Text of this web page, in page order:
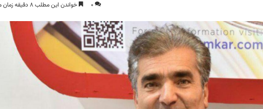
0 خواندن این مطلب 8 دقیقه زمان میبرد